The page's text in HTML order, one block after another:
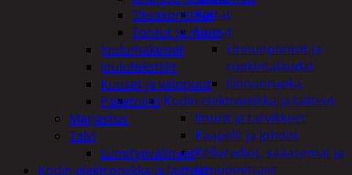
Koirat
Linnut
Linnunpöntöt ja
ruokintalaudat
Linnunruoka
Kodin elektroniikka ja laitteet
Imurit ja tarvikkeet
Kaapelit ja johdot
Kelloradiot, sääasemat ja
lämpömittarit
Oksakoristeet
Tontut ja muut
Joulumakeiset
Joulutekstiilit
Kuuset ja valopuut
Paketointi
Marjastus
Talvi
Lumityövälineet
Kodin elektroniikka ja laitteet